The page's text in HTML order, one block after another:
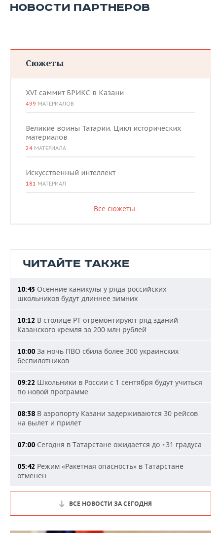
НОВОСТИ ПАРТНЕРОВ
Сюжеты
XVI саммит БРИКС в Казани
499 МАТЕРИАЛОВ
Великие воины Татарии. Цикл исторических
материалов
24 МАТЕРИАЛА
Искусственный интеллект
181 МАТЕРИАЛ
Все сюжеты
ЧИТАЙТЕ ТАКЖЕ
10:43 Осенние каникулы у ряда российских
школьников будут длиннее зимних
10:12 В столице РТ отремонтируют ряд зданий
Казанского кремля за 200 млн рублей
10:00 За ночь ПВО сбила более 300 украинских
беспилотников
09:22 Школьники в России с 1 сентября будут учиться
по новой программе
08:38 В аэропорту Казани задерживаются 30 рейсов
на вылет и прилет
07:00 Сегодня в Татарстане ожидается до +31 градуса
05:42 Режим «Ракетная опасность» в Татарстане
отменен
ВСЕ НОВОСТИ ЗА СЕГОДНЯ